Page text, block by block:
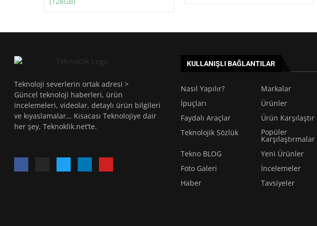
Teknoloji severlerin ortak adresi >
Güncel teknoloji haberleri, ürün
incelemeleri, videolar, detaylı ürün bilgileri
ve kıyaslamalar… Kısacası Teknolojiye dair
her şey, Teknoklik.net’te.
KULLANIŞLI BAĞLANTILAR
Nasıl Yapılır?
Markalar
İpuçları
Ürünler
Faydalı Araçlar
Ürün Karşılaştır
Teknolojik Sözlük
Popüler
Karşılaştırmalar
Tekno BLOG
Yeni Ürünler
Foto Galeri
İncelemeler
Haber
Tavsiyeler